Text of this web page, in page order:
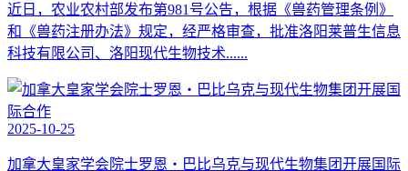
近日，农业农村部发布第981号公告，根据《兽药管理条例》
和《兽药注册办法》规定，经严格审查，批准洛阳莱普生信息
科技有限公司、洛阳现代生物技术......
2025-10-25
加拿大皇家学会院士罗恩・巴比乌克与现代生物集团开展国际